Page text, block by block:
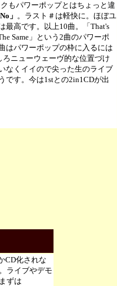
もパワーポップとはちょっと違
」 。ラスト＃は軽快に。ほぼユ
最高です。以上10曲。「That's
Same」という2曲のパワーポ
はパワーポップの枠に入るには
ニューウェーヴ的な位置づけ
なくイイので尖った生のライブ
です。今は1stとの2in1CDが出
CD化されな
ライブやデモ
ずは